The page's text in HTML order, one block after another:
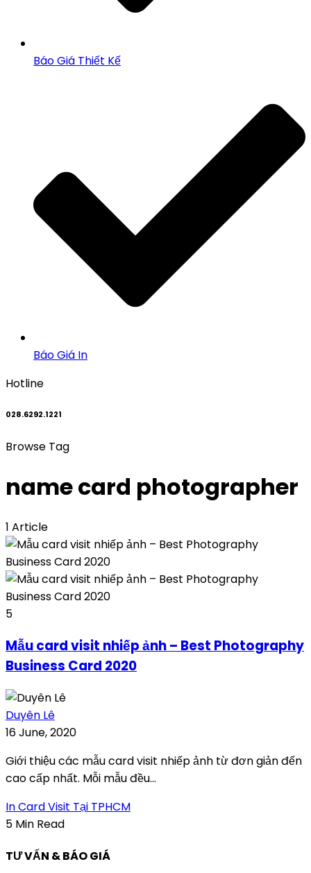
Báo Giá Thiết Kế
Báo Giá In
Hotline
028.6292.1221
Browse Tag
name card photographer
1 Article
5
Mẫu card visit nhiếp ảnh – Best Photography
Business Card 2020
Duyên Lê
16 June, 2020
Giới thiệu các mẫu card visit nhiếp ảnh từ đơn giản đến
cao cấp nhất. Mỗi mẫu đều...
In Card Visit Tại TPHCM
5 Min Read
TƯ VẤN & BÁO GIÁ